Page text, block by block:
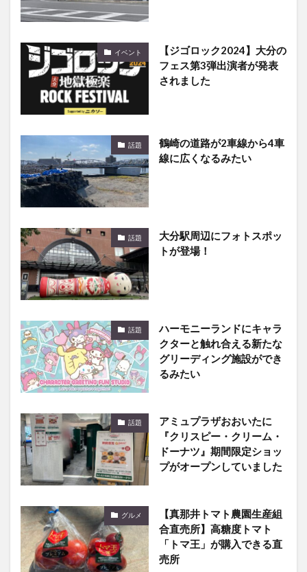
イベント
【ジゴロック2024】大分の
フェス第3弾出演者が発表
されました
話題
鶴崎の道路が2車線から4車
線に広くなるみたい
話題
大分駅周辺にフォトスポッ
トが登場！
話題
ハーモニーランドにキャラ
クターと触れ合える新たな
グリーディング施設ができ
るみたい
話題
アミュプラザおおいたに
『クリスピー・クリーム・
ドーナツ』期間限定ショッ
プがオープンしていました
グルメ
【真那井トマト農園生産組
合直売所】高糖度トマト
「トマ王」が購入できる直
売所